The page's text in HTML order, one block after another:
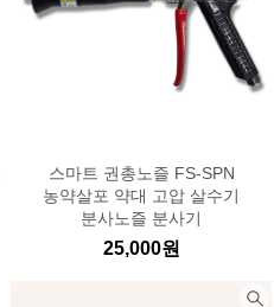
스마트 권총노즐 FS-SPN
농약살포 약대 고압 살수기
분사노즐 분사기
25,000원